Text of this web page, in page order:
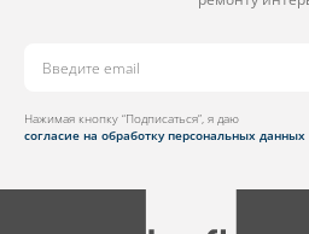
Нажимая кнопку “Подписаться”, я даю
согласие на обработку персональных данных